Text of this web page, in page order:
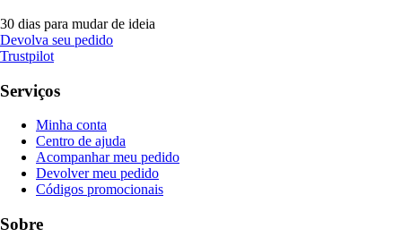
30 dias para mudar de ideia
Devolva seu pedido
Trustpilot
Serviços
Minha conta
Centro de ajuda
Acompanhar meu pedido
Devolver meu pedido
Códigos promocionais
Sobre